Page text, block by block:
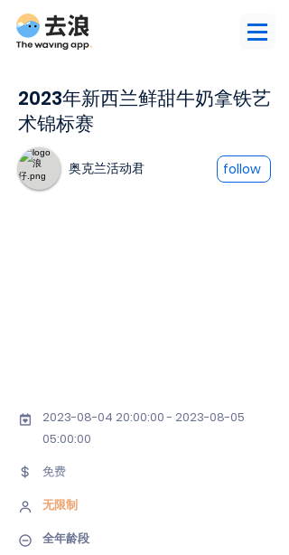
2023年新西兰鲜甜牛奶拿铁艺
术锦标赛
奥克兰活动君 follow
2023-08-04 20:00:00 - 2023-08-05
05:00:00
免费
无限制
全年龄段